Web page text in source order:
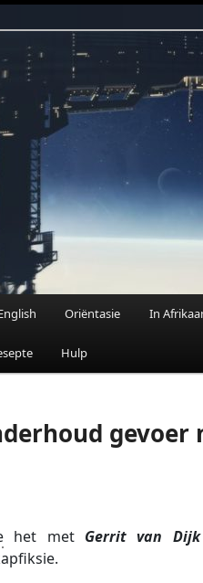
Wetenskapfiksie en Fantasie
Oriëntasie In
Hulp
het metGerrit van Dijk